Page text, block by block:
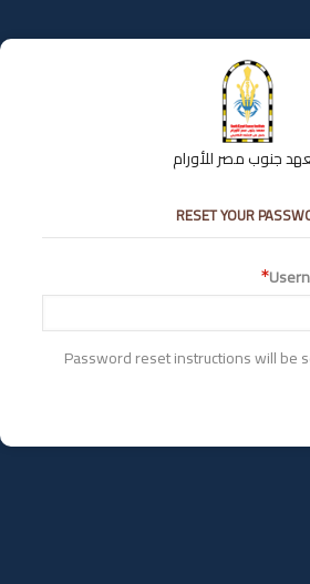
جنوب مصر للأورام
RESET YOUR
Password reset instructions will be